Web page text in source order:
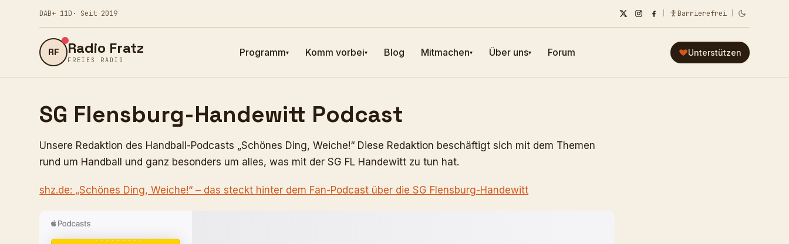
DAB+ 11D · Seit 2019 Barrierefrei
RF Radio Fratz
FREIES RADIO
Programm▾ Komm vorbei▾ Blog Mitmachen▾ Über uns▾ Forum Unterstützen
SG Flensburg-Handewitt Podcast
Unsere Redaktion des Handball-Podcasts „Schönes Ding, Weiche!“ Diese Redaktion beschäftigt sich mit dem Themen
rund um Handball und ganz besonders um alles, was mit der SG FL Handewitt zu tun hat.
shz.de: „Schönes Ding, Weiche!“ – das steckt hinter dem Fan-Podcast über die SG Flensburg-Handewitt